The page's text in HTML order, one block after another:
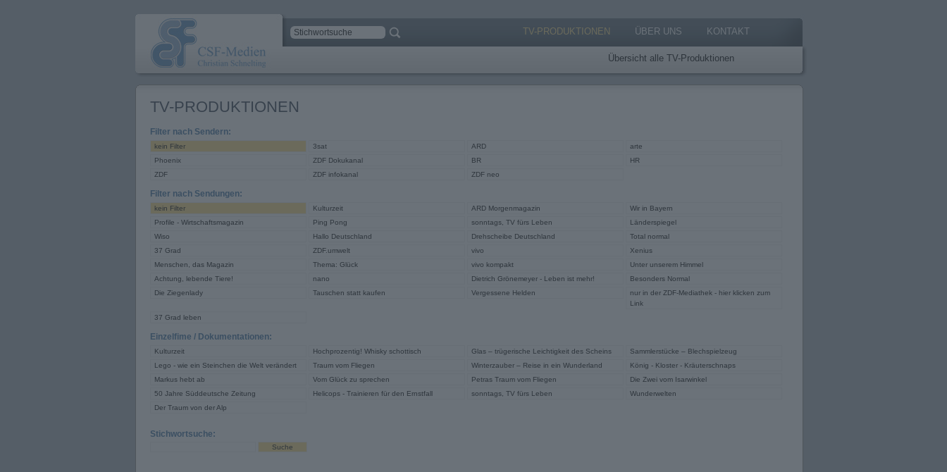
TV-PRODUKTIONEN ÜBER UNS KONTAKT
Übersicht alle TV-Produktionen
TV-PRODUKTIONEN
Filter nach Sendern:
kein Filter 3sat ARD
arte
Phoenix
ZDF Dokukanal BR
HR
ZDF
ZDF infokanal ZDF neo
Filter nach Sendungen:
kein Filter Kulturzeit ARD Morgenmagazin
Wir in Bayern
Profile - Wirtschaftsmagazin
Ping Pong sonntags, TV fürs Leben
Länderspiegel
Wiso
Hallo Deutschland Drehscheibe Deutschland
Total normal
37 Grad
ZDF.umwelt vivo
Xenius
Menschen, das Magazin
Thema: Glück vivo kompakt
Unter unserem Himmel
Achtung, lebende Tiere!
nano Dietrich Grönemeyer - Leben ist mehr!
Besonders Normal
Die Ziegenlady
Tauschen statt kaufen Vergessene Helden
nur in der ZDF-Mediathek - hier klicken zum
Link
37 Grad leben
Einzelfime / Dokumentationen:
Kulturzeit Hochprozentig! Whisky schottisch Glas – trügerische Leichtigkeit des Scheins
Sammlerstücke – Blechspielzeug
Lego - wie ein Steinchen die Welt verändert
Traum vom Fliegen Winterzauber – Reise in ein Wunderland
König - Kloster - Kräuterschnaps
Markus hebt ab
Vom Glück zu sprechen Petras Traum vom Fliegen
Die Zwei vom Isarwinkel
50 Jahre Süddeutsche Zeitung
Helicops - Trainieren für den Ernstfall sonntags, TV fürs Leben
Wunderwelten
Der Traum von der Alp
Stichwortsuche: